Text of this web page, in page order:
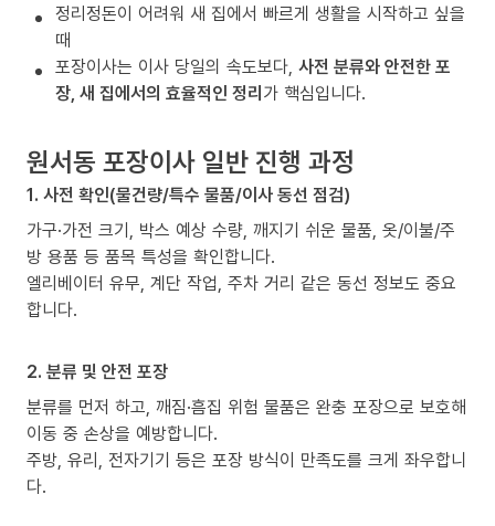
정리정돈이 어려워 새 집에서 빠르게 생활을 시작하고 싶을
때
포장이사는 이사 당일의 속도보다, 사전 분류와 안전한 포
장, 새 집에서의 효율적인 정리가 핵심입니다.
원서동 포장이사 일반 진행 과정
1. 사전 확인(물건량/특수 물품/이사 동선 점검)
가구·가전 크기, 박스 예상 수량, 깨지기 쉬운 물품, 옷/이불/주
방 용품 등 품목 특성을 확인합니다.
엘리베이터 유무, 계단 작업, 주차 거리 같은 동선 정보도 중요
합니다.
2. 분류 및 안전 포장
분류를 먼저 하고, 깨짐·흠집 위험 물품은 완충 포장으로 보호해
이동 중 손상을 예방합니다.
주방, 유리, 전자기기 등은 포장 방식이 만족도를 크게 좌우합니
다.